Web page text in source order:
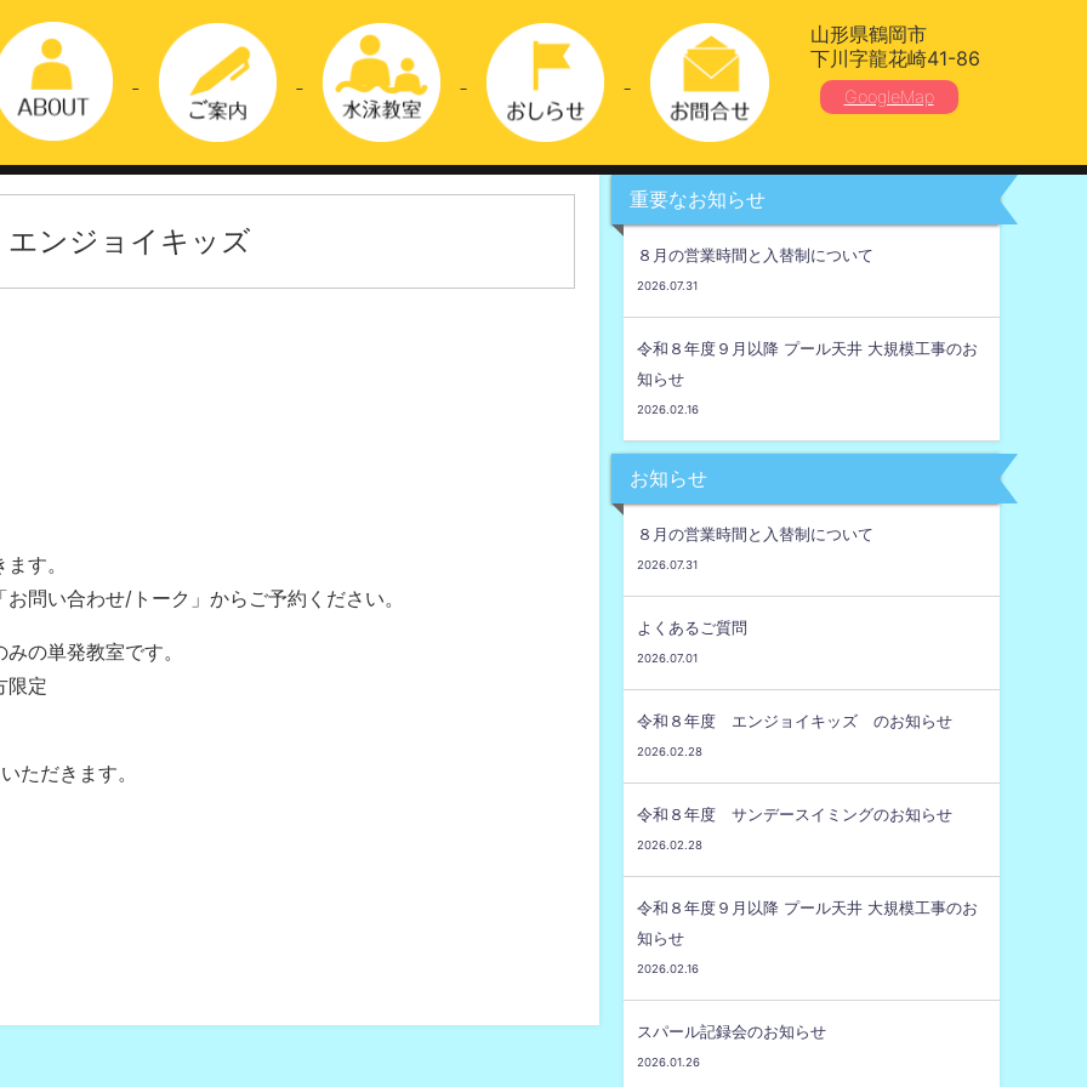
山形県鶴岡市
下川字龍花崎41-86
GoogleMap
エンジョイキッズ
す。
問い合わせ/トーク」からご予約ください。
の単発教室です。
限定
ただきます。
重要なお知らせ
８月の営業時間と入替制について
2026.07.31
令和８年度９月以降 プール天井 大規模工事のお
知らせ
2026.02.16
お知らせ
８月の営業時間と入替制について
2026.07.31
よくあるご質問
2026.07.01
令和８年度 エンジョイキッズ のお知らせ
2026.02.28
令和８年度 サンデースイミングのお知らせ
2026.02.28
令和８年度９月以降 プール天井 大規模工事のお
知らせ
2026.02.16
スパール記録会のお知らせ
2026.01.26